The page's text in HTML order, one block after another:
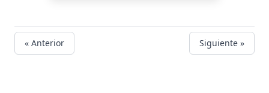
« Anterior Siguiente »